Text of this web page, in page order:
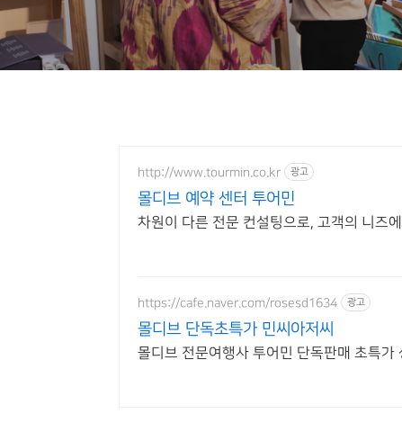
http://www.tourmin.co.kr 광고
몰디브 예약 센터 투어민
차원이 다른 전문 컨설팅으로, 고객의 니즈
https://cafe.naver.com/rosesd1634 광고
몰디브 단독초특가 민씨아저씨